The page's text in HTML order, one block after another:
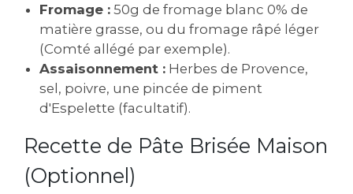
Fromage : 50g de fromage blanc 0% de
matière grasse, ou du fromage râpé léger
(Comté allégé par exemple).
Assaisonnement : Herbes de Provence,
sel, poivre, une pincée de piment
d'Espelette (facultatif).
Recette de Pâte Brisée Maison
(Optionnel)